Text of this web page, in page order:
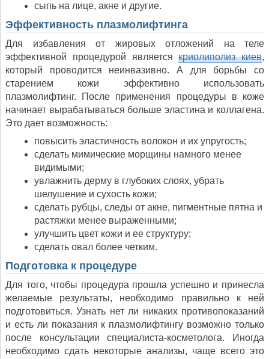
сыпь на лице, акне и другие.
Эффективность плазмолифтинга
Для избавления от жировых отложений на теле
эффективной процедурой являетсякриолиполиз киев,
который проводится неинвазивно. А для борьбы со
старением кожи эффективно использовать
плазмолифтинг. После применения процедуры в коже
начинает вырабатываться больше эластина и коллагена.
Это дает возможность:
повысить эластичность волокон и их упругость;
сделать мимические морщины намного менее
видимыми;
увлажнить дерму в глубоких слоях, убрать
шелушение и сухость кожи;
сделать рубцы, следы от акне, пигментные пятна и
растяжки менее выраженными;
улучшить цвет кожи и ее структуру;
сделать овал более четким.
Подготовка к процедуре
Для того, чтобы процедура прошла успешно и принесла
желаемые результаты, необходимо правильно к ней
подготовиться. Узнать нет ли никаких противопоказаний
и есть ли показания к плазмолифтингу возможно только
после консультации специалиста-косметолога. Иногда
необходимо сдать некоторые анализы, чаще всего это